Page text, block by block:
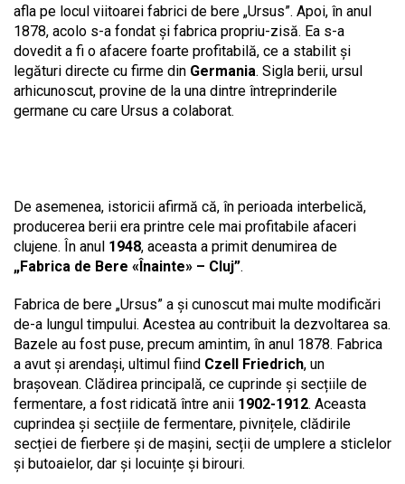
afla pe locul viitoarei fabrici de bere „Ursus”. Apoi, în anul
1878, acolo s-a fondat și fabrica propriu-zisă. Ea s-a
dovedit a fi o afacere foarte profitabilă, ce a stabilit și
legături directe cu firme din Germania. Sigla berii, ursul
arhicunoscut, provine de la una dintre întreprinderile
germane cu care Ursus a colaborat.
De asemenea, istoricii afirmă că, în perioada interbelică,
producerea berii era printre cele mai profitabile afaceri
clujene. În anul 1948, aceasta a primit denumirea de
„Fabrica de Bere «Înainte» – Cluj”.
Fabrica de bere „Ursus” a și cunoscut mai multe modificări
de-a lungul timpului. Acestea au contribuit la dezvoltarea sa.
Bazele au fost puse, precum amintim, în anul 1878. Fabrica
a avut și arendași, ultimul fiind Czell Friedrich, un
brașovean. Clădirea principală, ce cuprinde și secțiile de
fermentare, a fost ridicată între anii 1902-1912. Aceasta
cuprindea și secțiile de fermentare, pivnițele, clădirile
secției de fierbere și de mașini, secții de umplere a sticlelor
și butoaielor, dar și locuințe și birouri.